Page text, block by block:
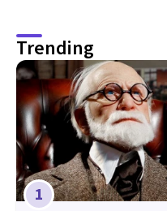
Trending
1